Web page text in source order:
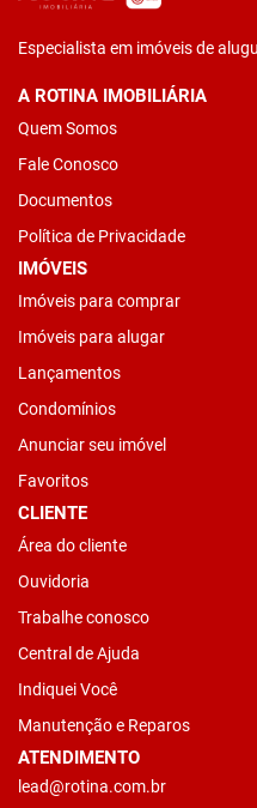
Especialista em imóveis de
A ROTINA IMOBILIÁRIA
Quem Somos
Fale Conosco
Documentos
Política de Privacidade
IMÓVEIS
Imóveis para comprar
Imóveis para alugar
Lançamentos
Condomínios
Anunciar seu imóvel
Favoritos
CLIENTE
Área do cliente
Ouvidoria
Trabalhe conosco
Central de Ajuda
Indiquei Você
Manutenção e Reparos
ATENDIMENTO
lead@rotina.com.br